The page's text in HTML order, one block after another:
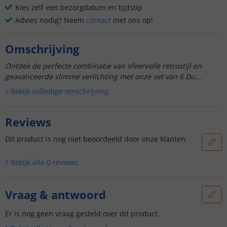
Kies zelf een bezorgdatum en tijdstip
Advies nodig? Neem contact met ons op!
Omschrijving
Ontdek de perfecte combinatie van sfeervolle retrostijl en
geavanceerde slimme verlichting met onze set van 6 Du...
Bekijk volledige omschrijving
Reviews
Dit product is nog niet beoordeeld door onze klanten.
Bekijk alle 0 reviews
Vraag & antwoord
Er is nog geen vraag gesteld over dit product.